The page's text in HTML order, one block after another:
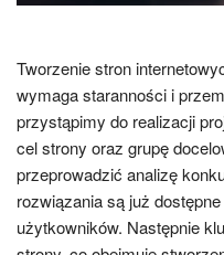
Tworzenie stron
wymaga staranności i
przystąpimy do realizacji
cel strony oraz grupę
przeprowadzić analizę
rozwiązania są już
użytkowników. Następnie